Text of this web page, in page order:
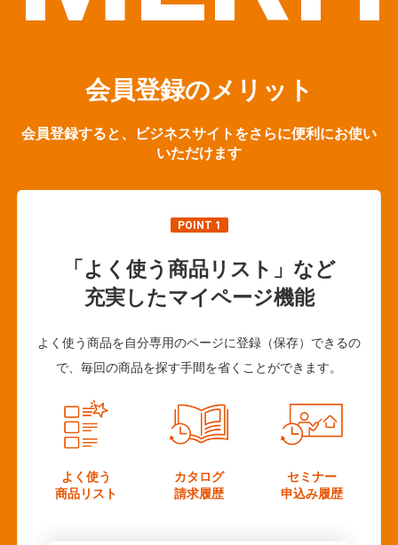
会員登録のメリット
会員登録すると、ビジネスサイトをさらに便利にお使い
いただけます
POINT 1
「よく使う商品リスト」など
充実したマイページ機能
よく使う商品を自分専用のページに登録（保存）できるの
で、毎回の商品を探す手間を省くことができます。
よく使う
商品リスト
カタログ
請求履歴
セミナー
申込み履歴